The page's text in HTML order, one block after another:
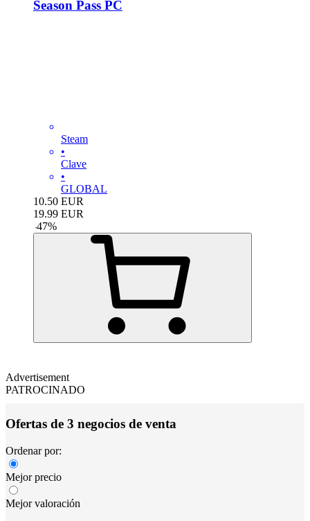
Season Pass PC
Steam
•
Clave
•
GLOBAL
10.50 EUR
19.99 EUR
-47%
Advertisement
PATROCINADO
Ofertas de 3 negocios de venta
Ordenar por:
Mejor precio
Mejor valoración